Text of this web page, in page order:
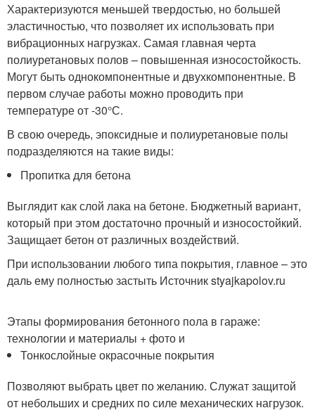
Характеризуются меньшей твердостью, но большей
эластичностью, что позволяет их использовать при
вибрационных нагрузках. Самая главная черта
полиуретановых полов – повышенная износостойкость.
Могут быть однокомпонентные и двухкомпонентные. В
первом случае работы можно проводить при
температуре от -30°С.
В свою очередь, эпоксидные и полиуретановые полы
подразделяются на такие виды:
Пропитка для бетона
Выглядит как слой лака на бетоне. Бюджетный вариант,
который при этом достаточно прочный и износостойкий.
Защищает бетон от различных воздействий.
При использовании любого типа покрытия, главное – это
даль ему полностью застыть Источник styajkapolov.ru
Этапы формирования бетонного пола в гараже:
технологии и материалы + фото и
Тонкослойные окрасочные покрытия
Позволяют выбрать цвет по желанию. Служат защитой
от небольших и средних по силе механических нагрузок.